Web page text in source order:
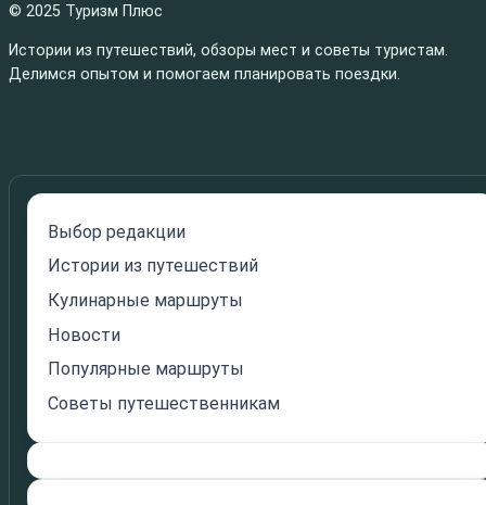
© 2025 Туризм Плюс
Истории из путешествий, обзоры мест и советы туристам.
Делимся опытом и помогаем планировать поездки.
Выбор редакции
Истории из путешествий
Кулинарные маршруты
Новости
Популярные маршруты
Советы путешественникам